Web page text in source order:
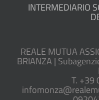
INTERMEDIARIO
REALE MUTUA
BRIANZA |
T. +39